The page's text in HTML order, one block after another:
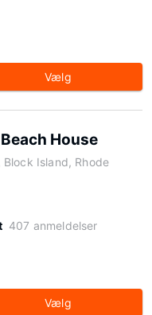
Vælg
House
Island, Rhode
407 anmeldelser
Vælg